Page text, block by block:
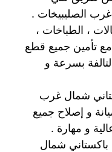
الصليبيخات .
، الطباخات ،
مع تأمين جميع قطع
بسرعة و
شمال غرب
و إصلاح جميع
و مهارة .
شمال